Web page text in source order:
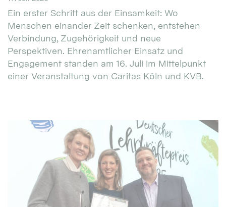
Ein erster Schritt aus der Einsamkeit: Wo
Menschen einander Zeit schenken, entstehen
Verbindung, Zugehörigkeit und neue
Perspektiven. Ehrenamtlicher Einsatz und
Engagement standen am 16. Juli im Mittelpunkt
einer Veranstaltung von Caritas Köln und KVB.